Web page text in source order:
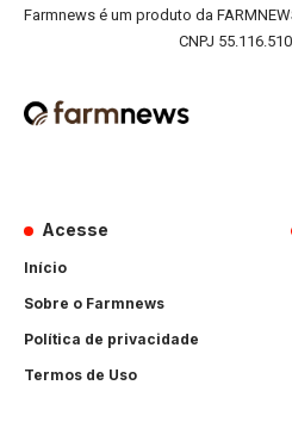
Farmnews é um produto da
CNPJ
Acesse
Início
Sobre o Farmnews
Política de privacidade
Termos de Uso